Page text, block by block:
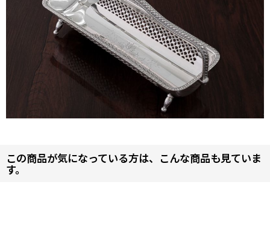
この商品が気になっている方は、こんな商品も見ていま
す。